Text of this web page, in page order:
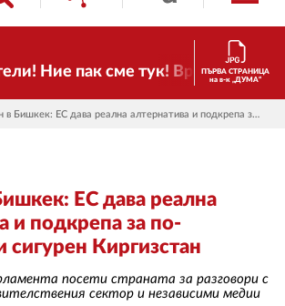
Ние пак сме тук! Времето сеПЪРВА СТРАНИЦА
на в-к „ДУМА“
Вигенин в Бишкек: ЕС дава реална алтернатива и подкрепа за по-независим и сигурен Киргизстан
ЕС дава реална
и подкрепа за по-
сигурен Киргизстан
посети страната за разговори с
сектор и независими медии
ДРУГИ
ЗА НАС
АВТОРИ